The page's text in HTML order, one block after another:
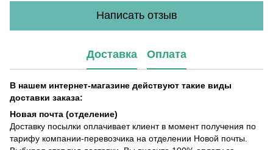
Написать отзыв
Доставка Оплата
В нашем интернет-магазине действуют такие виды
доставки заказа:
Новая почта (отделение)
Доставку посылки оплачивает клиент в момент получения по
тарифу компании-перевозчика на отделении Новой почты.